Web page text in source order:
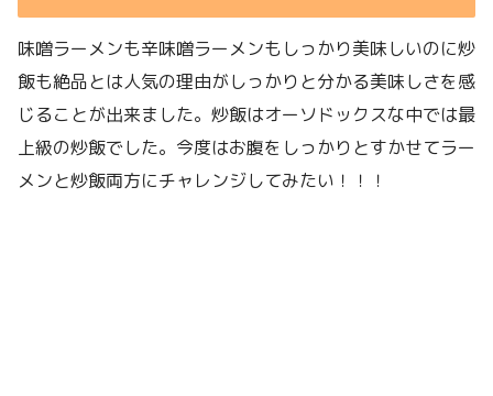
味噌ラーメンも辛味噌ラーメンもしっかり美味しいのに炒
飯も絶品とは人気の理由がしっかりと分かる美味しさを感
じることが出来ました。炒飯はオーソドックスな中では最
上級の炒飯でした。今度はお腹をしっかりとすかせてラー
メンと炒飯両方にチャレンジしてみたい！！！